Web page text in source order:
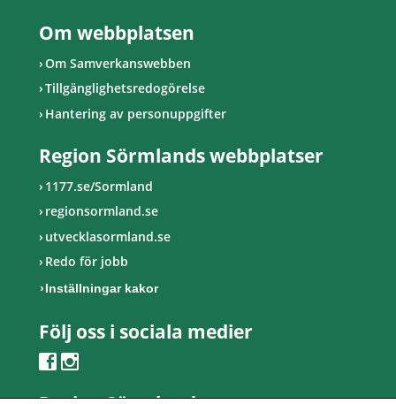
Om webbplatsen
Om Samverkanswebben
Tillgänglighetsredogörelse
Hantering av personuppgifter
Region Sörmlands webbplatser
1177.se/Sormland
regionsormland.se
utvecklasormland.se
Redo för jobb
Inställningar kakor
Följ oss i sociala medier